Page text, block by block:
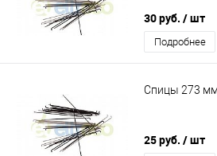
30 руб. / шт
Подробнее
Спицы 273
25 руб. / шт